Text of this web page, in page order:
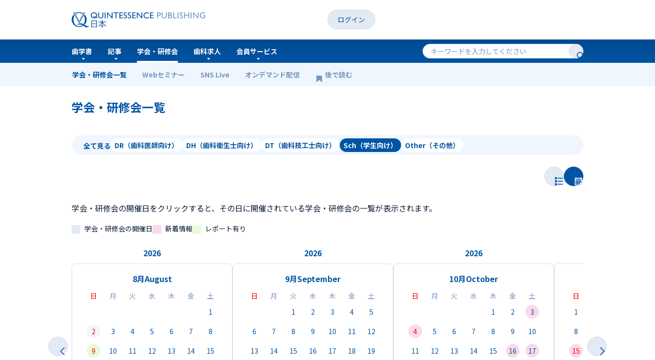
ログイン
歯学書 記事 学会・研修会
学会・研修会一覧 Webセミナー SNS Live オンデマンド配信 後で読む
歯科求人 会員サービス
ホーム 学会・研修会一覧
学会・研修会一覧
全て見る DR（歯科医師向け） DH（歯科衛生士向け） DT（歯科技工士向け） Sch（学生向け） Other（その他）
学会・研修会の開催日をクリックすると、その日に開催されている学会・研修会の一覧が表示されます。
学会・研修会の開催日 新着情報 レポート有り
2026
8月August
日 月 火 水 木 金
土
1
2
3 4 5 6 7
8
9
10 11 12 13 14
15
2026
9月September
日 月 火 水 木 金
土
1
2 3 4
5
6
7 8 9 10 11
12
13
14 15 16 17 18
19
2026
10月October
日 月 火 水 木 金
土
1
2
3
4
5 6 7 8 9
10
11
12 13 14 15 16
17
日
1
8
15